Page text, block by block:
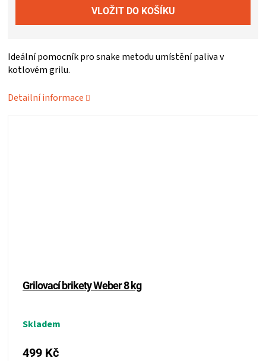
VENKOVNÍ
KUCHYNĚ
VÍNO
DÁRKOVÉ
POUKAZY
Ideální pomocník pro snake metodu umístění paliva v
kotlovém grilu.
Detailní informace
Grilovací brikety Weber 8 kg
Skladem
499 Kč